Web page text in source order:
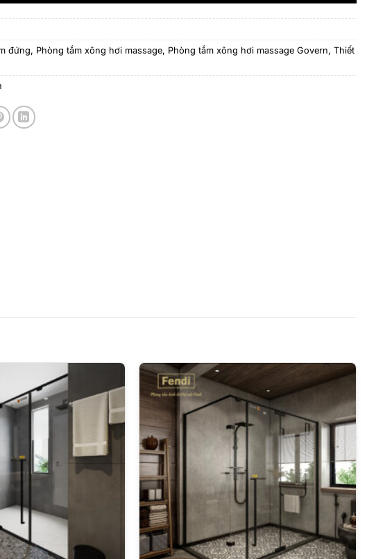
đứng, Phòng tắm xông hơi massage, Phòng tắm xông hơi massage Govern, Thiết